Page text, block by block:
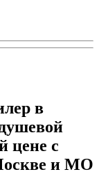
в
цене с
и МО